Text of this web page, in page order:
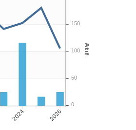
2024 2026
150
100
50
0
Atıf